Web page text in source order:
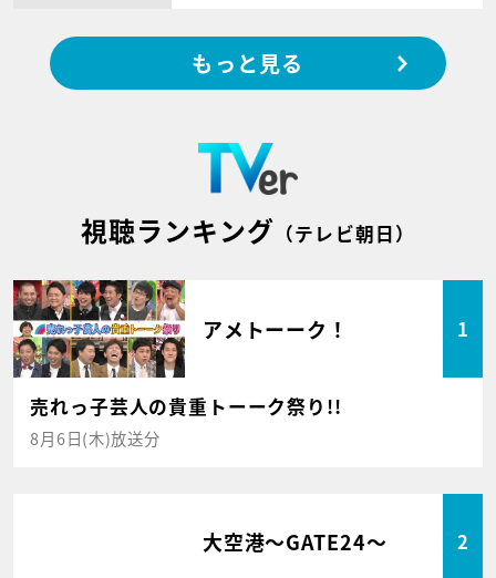
もっと見る
視聴ランキング （テレビ朝日）
アメトーーク！ 1
売れっ子芸人の貴重トーーク祭り!!
8月6日(木)放送分
大空港～GATE24～ 2